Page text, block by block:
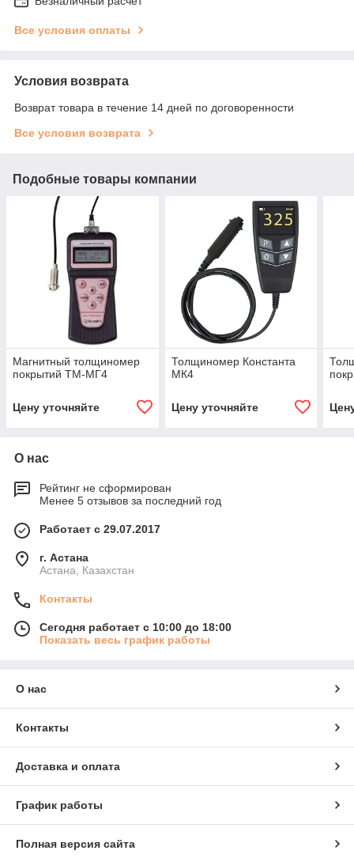
Все условия оплаты
Условия возврата
Возврат товара в течение 14 дней по договоренности
Все условия возврата
Подобные товары компании
Магнитный толщиномер
покрытий ТМ-МГ4
Цену уточняйте
Толщиномер Константа
МК4
Цену уточняйте
О нас
Рейтинг не сформирован
Менее 5 отзывов за последний год
Работает с 29.07.2017
г. Астана
Астана, Казахстан
Контакты
Сегодня работает с 10:00 до 18:00
Показать весь график работы
О нас
Контакты
Доставка и оплата
График работы
Полная версия сайта